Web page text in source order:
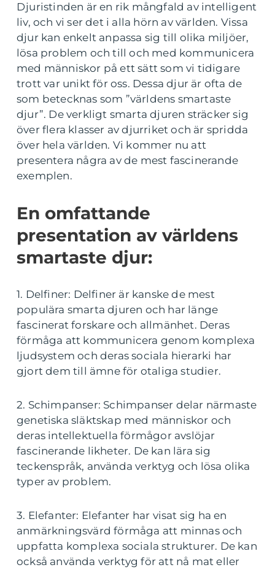
Djuristinden är en rik mångfald av intelligent
liv, och vi ser det i alla hörn av världen. Vissa
djur kan enkelt anpassa sig till olika miljöer,
lösa problem och till och med kommunicera
med människor på ett sätt som vi tidigare
trott var unikt för oss. Dessa djur är ofta de
som betecknas som ”världens smartaste
djur”. De verkligt smarta djuren sträcker sig
över flera klasser av djurriket och är spridda
över hela världen. Vi kommer nu att
presentera några av de mest fascinerande
exemplen.
En omfattande
presentation av världens
smartaste djur:
1. Delfiner: Delfiner är kanske de mest
populära smarta djuren och har länge
fascinerat forskare och allmänhet. Deras
förmåga att kommunicera genom komplexa
ljudsystem och deras sociala hierarki har
gjort dem till ämne för otaliga studier.
2. Schimpanser: Schimpanser delar närmaste
genetiska släktskap med människor och
deras intellektuella förmågor avslöjar
fascinerande likheter. De kan lära sig
teckenspråk, använda verktyg och lösa olika
typer av problem.
3. Elefanter: Elefanter har visat sig ha en
anmärkningsvärd förmåga att minnas och
uppfatta komplexa sociala strukturer. De kan
också använda verktyg för att nå mat eller